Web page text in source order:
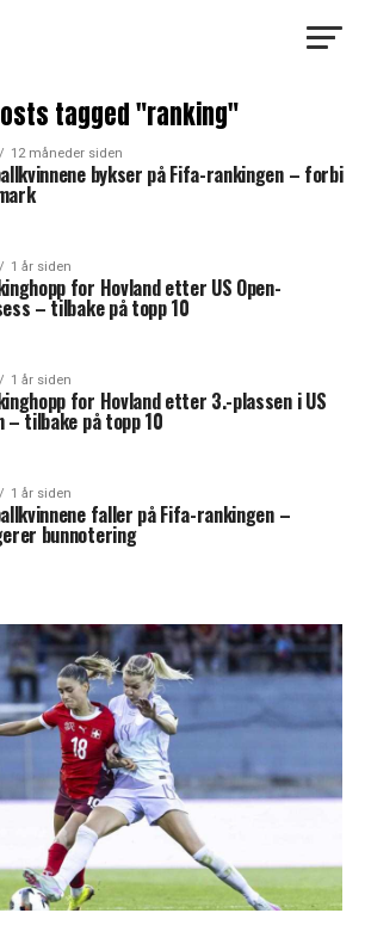
tagged "ranking"
12 måneder siden
bykser på Fifa-rankingen – forbi
1 år siden
for Hovland etter US Open-
– tilbake på topp 10
1 år siden
for Hovland etter 3.-plassen i US
– tilbake på topp 10
1 år siden
faller på Fifa-rankingen –
bunnotering